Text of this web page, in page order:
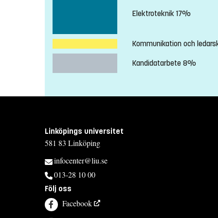
Elektroteknik 17%
Kommunikation och
Kandidatarbete 8%
Linköpings universitet
581 83 Linköping
infocenter@liu.se
013-28 10 00
Följ oss
Facebook